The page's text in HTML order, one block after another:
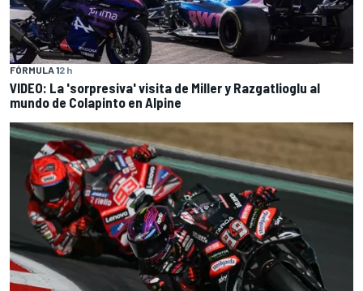
FÓRMULA 12 h
VIDEO: La 'sorpresiva' visita de Miller y Razgatlioglu al
mundo de Colapinto en Alpine